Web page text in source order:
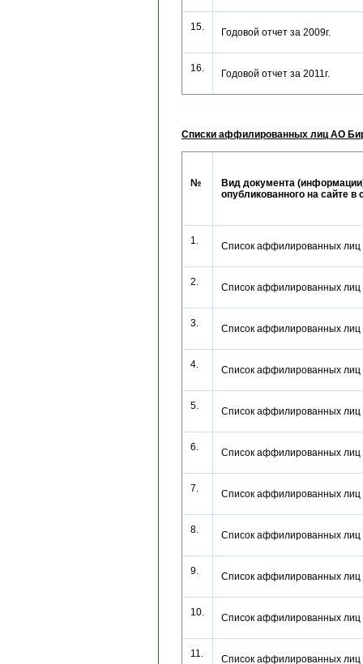
15. Годовой отчет за 2009г.
16. Годовой отчет за 2011г.
Списки аффилированных лиц АО
№
Вид документа
опубликованного на сайте в
1. Список аффилированных
2. Список аффилированных
3. Список аффилированных
4. Список аффилированных
5. Список аффилированных
6. Список аффилированных
7. Список аффилированных
8. Список аффилированных
9. Список аффилированных
10. Список аффилированных
11. Список аффилированных